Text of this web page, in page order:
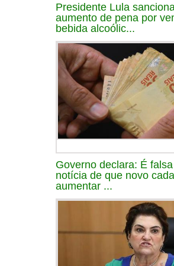
Presidente Lula
aumento de pena por
bebida alcoólic...
Governo declara: É
notícia de que novo
aumentar ...